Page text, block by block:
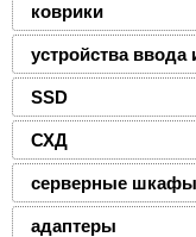
коврики
устройства
SSD
СХД
серверные шкафы
адаптеры